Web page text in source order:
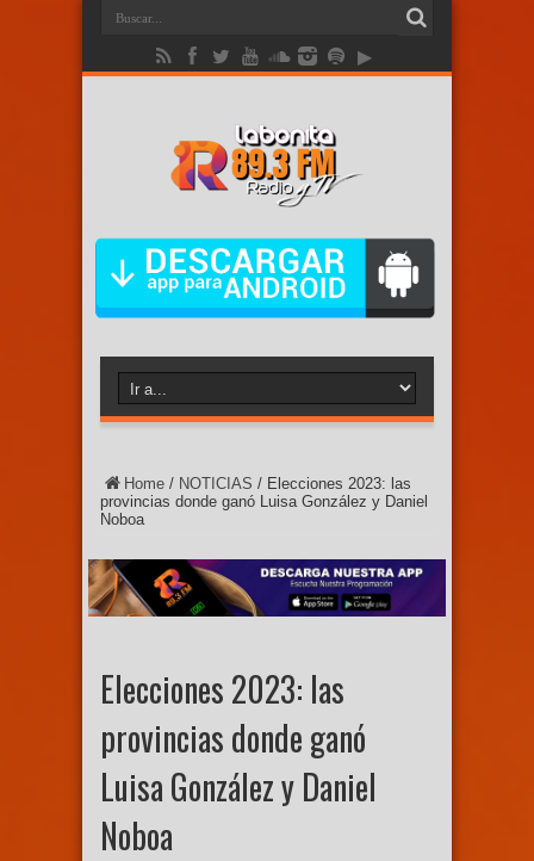
Home / NOTICIAS / Elecciones 2023: las
provincias donde ganó Luisa González y Daniel
Noboa
Elecciones 2023: las
provincias donde ganó
Luisa González y Daniel
Noboa